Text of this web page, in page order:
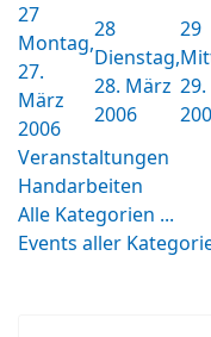
27
Montag,
27.
März
2006
28
Dienstag,
28. März
2006
29
Veranstaltungen
Handarbeiten
Alle Kategorien ...
Events aller